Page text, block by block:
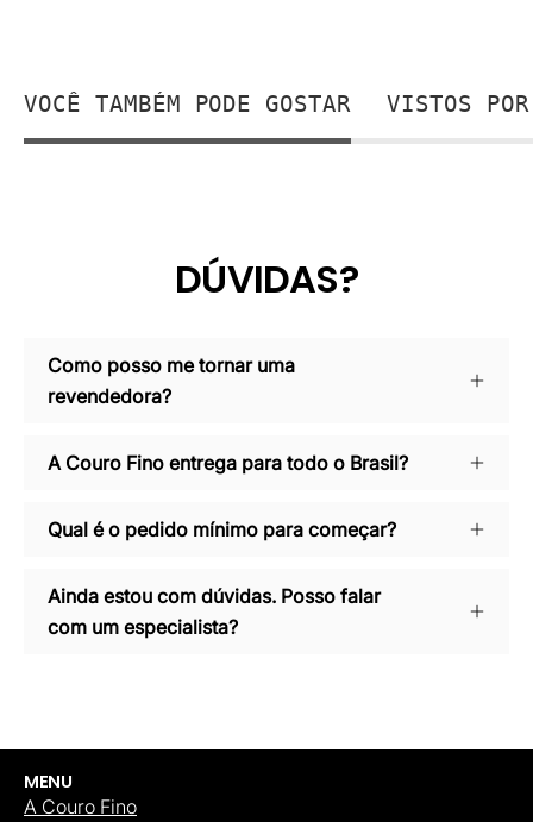
VOCÊ TAMBÉM PODE GOSTAR VISTOS
DÚVIDAS?
Como posso me tornar uma
revendedora?
A Couro Fino entrega para todo o Brasil?
Qual é o pedido mínimo para começar?
Ainda estou com dúvidas. Posso falar
com um especialista?
MENU
A Couro Fino